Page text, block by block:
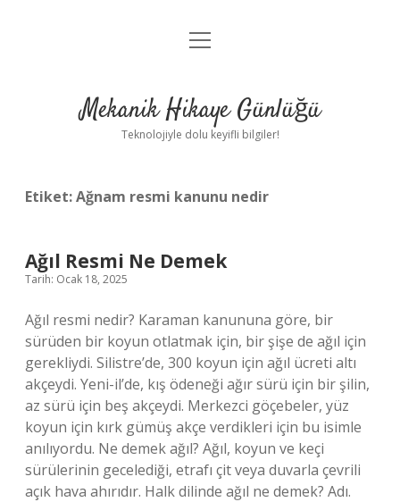
Anasayfa
Yasal Uyarı
menüyü
Mekanik Hikaye Günlüğü
Teknolojiyle dolu keyifli bilgiler!
Etiket:Ağnam resmi kanunu nedir
Ağıl Resmi Ne Demek
Tarih: Ocak 18, 2025
Ağıl resmi nedir? Karaman kanununa göre, bir
sürüden bir koyun otlatmak için, bir şişe de ağıl için
gerekliydi. Silistre’de, 300 koyun için ağıl ücreti altı
akçeydi. Yeni-il’de, kış ödeneği ağır sürü için bir şilin,
az sürü için beş akçeydi. Merkezci göçebeler, yüz
koyun için kırk gümüş akçe verdikleri için bu isimle
anılıyordu. Ne demek ağıl? Ağıl, koyun ve keçi
sürülerinin gecelediği, etrafı çit veya duvarla çevrili
açık hava ahırıdır. Halk dilinde ağıl ne demek? Adı.